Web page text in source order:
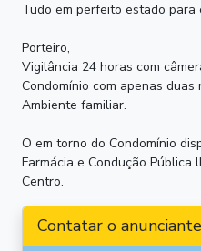
Tudo em perfeito estado
Porteiro,
Vigilância 24 horas com
Condomínio com apenas duas
Ambiente familiar.
O em torno do Condomínio
Farmácia e Condução
Centro.
Contatar o anunciante